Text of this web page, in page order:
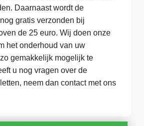
Daarnaast wordt de
gratis verzonden bij
de 25 euro. Wij doen onze
het onderhoud van uw
gemakkelijk mogelijk te
u nog vragen over de
neem dan contact met ons